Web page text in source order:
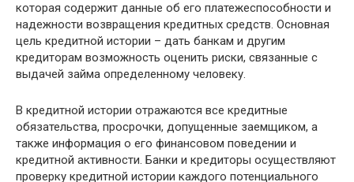
которая содержит данные об его платежеспособности и
надежности возвращения кредитных средств. Основная
цель кредитной истории – дать банкам и другим
кредиторам возможность оценить риски, связанные с
выдачей займа определенному человеку.
В кредитной истории отражаются все кредитные
обязательства, просрочки, допущенные заемщиком, а
также информация о его финансовом поведении и
кредитной активности. Банки и кредиторы осуществляют
проверку кредитной истории каждого потенциального